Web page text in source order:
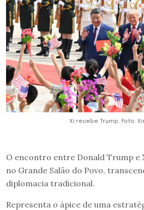
Xi recebe Trump. Foto:
O encontro entre Donald Trump e
no Grande Salão do Povo,
diplomacia tradicional.
Representa o ápice de uma